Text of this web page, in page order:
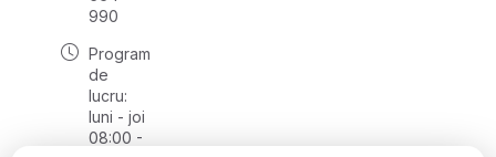
990
Program
de
lucru:
luni - joi
08:00 -